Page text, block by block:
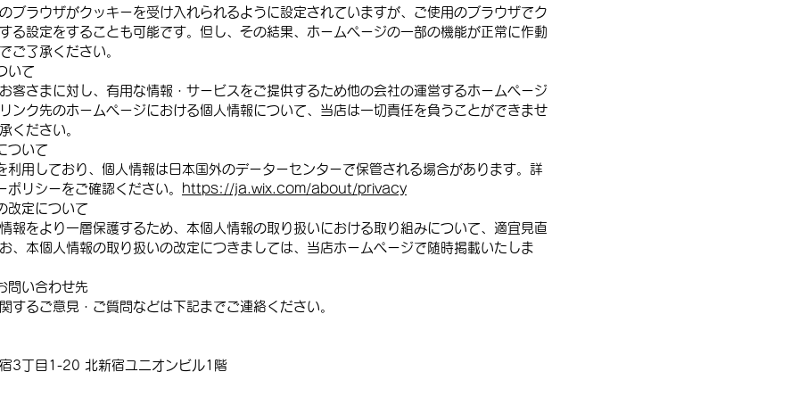
ブラウザがクッキーを受け入れられるように設定されていますが、ご使用のブラウザでク
る設定をすることも可能です。但し、その結果、ホームページの一部の機能が正常に作動
ご了承ください。
いて
客さまに対し、有用な情報・サービスをご提供するため他の会社の運営するホームページ
ンク先のホームページにおける個人情報について、当店は一切責任を負うことができませ
ください。
ついて
利用しており、個人情報は日本国外のデーターセンターで保管される場合があります。詳
リシーをご確認ください。
https://ja.wix.com/about/privacy
改定について
報をより一層保護するため、本個人情報の取り扱いにおける取り組みについて、適宜見直
、本個人情報の取り扱いの改定につきましては、当店ホームページで随時掲載いたしま
問い合わせ先
するご意見・ご質問などは下記までご連絡ください。
3丁目1-20 北新宿ユニオンビル1階